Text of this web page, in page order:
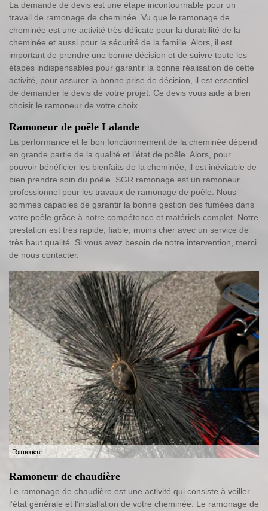
La demande de devis est une étape incontournable pour un
travail de ramonage de cheminée. Vu que le ramonage de
cheminée est une activité très délicate pour la durabilité de la
cheminée et aussi pour la sécurité de la famille. Alors, il est
important de prendre une bonne décision et de suivre toute les
étapes indispensables pour garantir la bonne réalisation de cette
activité, pour assurer la bonne prise de décision, il est essentiel
de demander le devis de votre projet. Ce devis vous aide à bien
choisir le ramoneur de votre choix.
Ramoneur de poêle Lalande
La performance et le bon fonctionnement de la cheminée dépend
en grande partie de la qualité et l’état de poêle. Alors, pour
pouvoir bénéficier les bienfaits de la cheminée, il est inévitable de
bien prendre soin du poêle. SGR ramonage est un ramoneur
professionnel pour les travaux de ramonage de poêle. Nous
sommes capables de garantir la bonne gestion des fumées dans
votre poêle grâce à notre compétence et matériels complet. Notre
prestation est très rapide, fiable, moins cher avec un service de
très haut qualité. Si vous avez besoin de notre intervention, merci
de nous contacter.
Ramoneur de chaudière
Le ramonage de chaudière est une activité qui consiste à veiller
l’état générale et l’installation de votre cheminée. Le ramonage de